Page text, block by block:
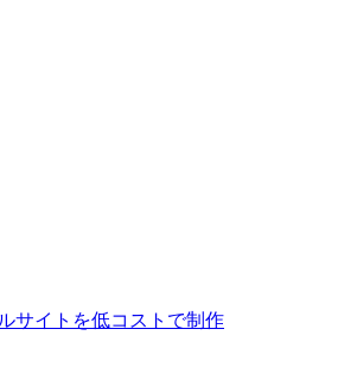
サイトを低コストで制作